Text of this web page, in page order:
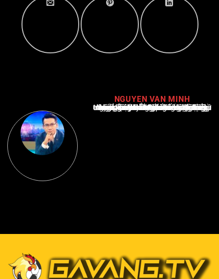
NGUYEN VAN MINH
Nguyễn Văn Minh là một trong những chuyên gia hàng đầu về báo cáo tin tức thể thao tại Việt Nam, với hơn 10 năm hoạt động trong ngành. Ông có kiến thức sâu rộng và kinh nghiệm đáng kể trong việc phân tích và báo cáo về các sự kiện thể thao hàng đầu. Sự hiểu biết sâu sắc của ông về ngành này đã giúp ông xây dựng uy tín và danh tiếng trong cộng đồng báo chí thể thao.